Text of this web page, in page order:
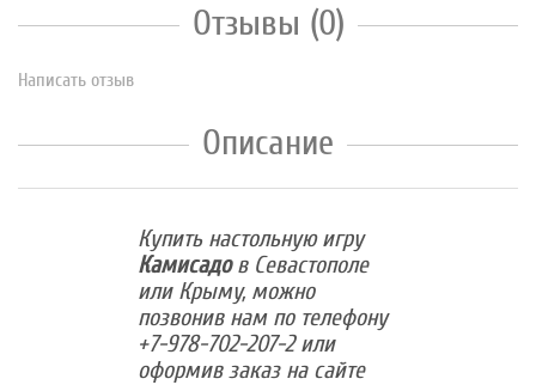
Отзывы (0)
Написать отзыв
Описание
Купить настольную игру
Камисадов Севастополе
или Крыму, можно
позвонив нам по телефону
+7-978-702-207-2 или
оформив заказ на сайте